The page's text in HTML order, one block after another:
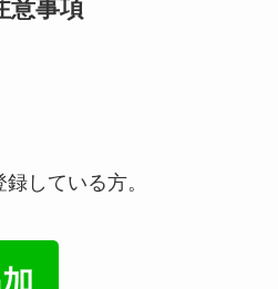
意事項
している方。